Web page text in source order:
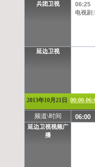
兵团卫视
06:25
电视剧:
延边卫视
2013年10月21日 00:00-
频道\时间 06:00
延边卫视视频广
播